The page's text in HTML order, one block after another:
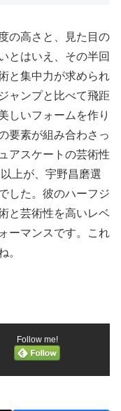
の高さと、見た目の
とはいえ、その半回
と集中力が求められ
ャンプと比べて飛距
しいフォームを作り
要素が組み合わさっ
アスケートの芸術性
上が、宇野昌磨選
した。彼のハーフジ
と芸術性を高いレベ
ーマンスです。これ
。
Follow me!